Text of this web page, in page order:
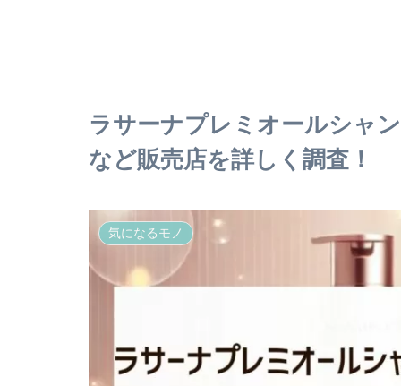
ラサーナプレミオールシャ
など販売店を詳しく調査！
気になるモノ